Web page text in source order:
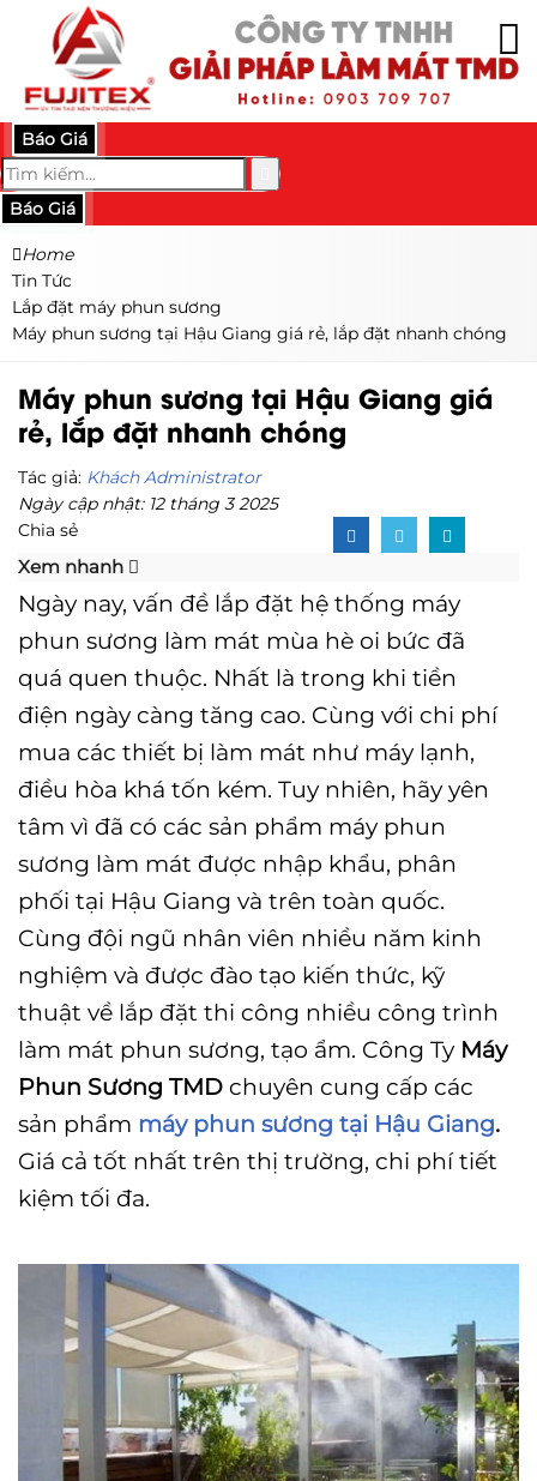
Báo Giá
Báo Giá
Home
Tin Tức
Lắp đặt máy phun sương
Máy phun sương tại Hậu Giang giá rẻ, lắp đặt nhanh chóng
Máy phun sương tại Hậu Giang giá
rẻ, lắp đặt nhanh chóng
Tác giả: Khách Administrator
Ngày cập nhật: 12 tháng 3 2025
Chia sẻ
Xem nhanh
Ngày nay, vấn đề lắp đặt hệ thống máy
phun sương làm mát mùa hè oi bức đã
quá quen thuộc. Nhất là trong khi tiền
điện ngày càng tăng cao. Cùng với chi phí
mua các thiết bị làm mát như máy lạnh,
điều hòa khá tốn kém. Tuy nhiên, hãy yên
tâm vì đã có các sản phẩm máy phun
sương làm mát được nhập khẩu, phân
phối tại Hậu Giang và trên toàn quốc.
Cùng đội ngũ nhân viên nhiều năm kinh
nghiệm và được đào tạo kiến thức, kỹ
thuật về lắp đặt thi công nhiều công trình
làm mát phun sương, tạo ẩm. Công Ty Máy
Phun Sương TMD chuyên cung cấp các
sản phẩm máy phun sương tại Hậu Giang.
Giá cả tốt nhất trên thị trường, chi phí tiết
kiệm tối đa.